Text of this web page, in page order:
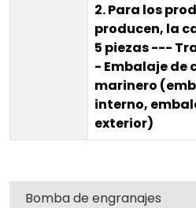
2. Para los
producen, la
5 piezas ---
- Embalaje de
marinero
interno,
exterior)
Bomba de engranajes